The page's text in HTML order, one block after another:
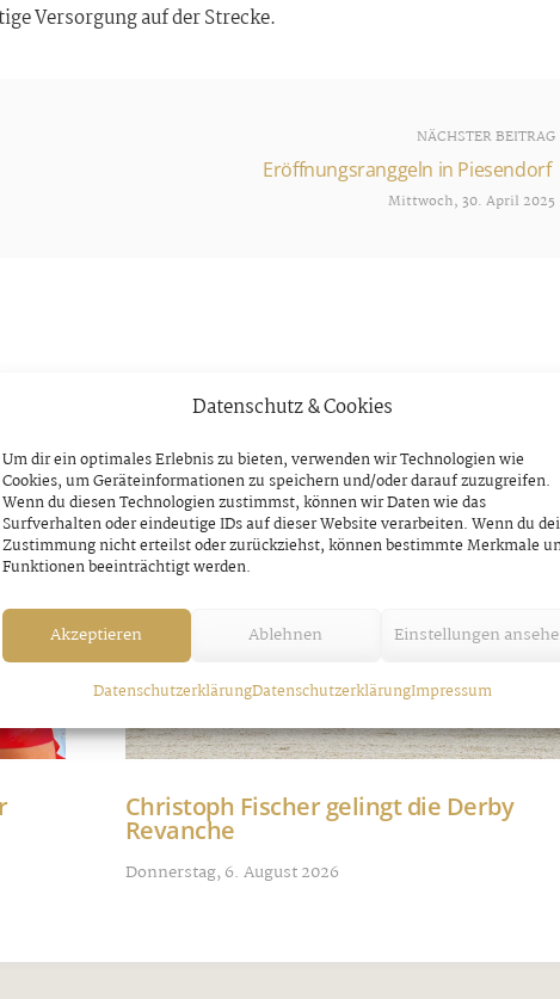
Datenschutz & Cookies
Um dir ein optimales Erlebnis zu bieten, verwenden wir Technologien wie
Cookies, um Geräteinformationen zu speichern und/oder darauf zuzugreifen.
Wenn du diesen Technologien zustimmst, können wir Daten wie das
Surfverhalten oder eindeutige IDs auf dieser Website verarbeiten. Wenn du
Zustimmung nicht erteilst oder zurückziehst, können bestimmte Merkmale
Funktionen beeinträchtigt werden.
Akzeptieren Ablehnen Einstellungen
DatenschutzerklärungDatenschutzerklärungImpressum
Versorgung auf der Strecke.
NÄCHSTER BEITRAG
Eröffnungsranggeln in Piesendorf
Mittwoch, 30. April 2025
Christoph Fischer gelingt die Derby
Revanche
Donnerstag, 6. August 2026